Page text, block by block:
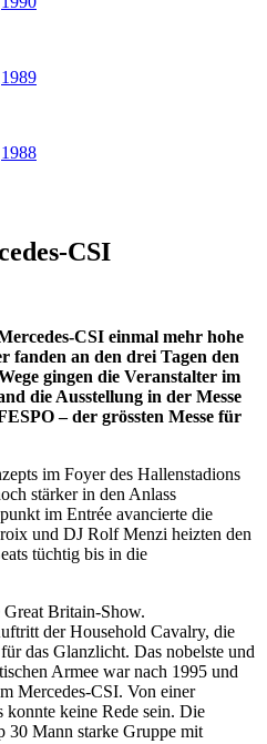
1989
1988
CSI
CSI einmal mehr hohe
fanden an den drei Tagen den
gingen die Veranstalter im
die Ausstellung in der Messe
– der grössten Messe für
im Foyer des Hallenstadions
stärker in den Anlass
im Entrée avancierte die
und DJ Rolf Menzi heizten den
tüchtig bis in die
Britain-Show.
der Household Cavalry, die
das Glanzlicht. Das nobelste und
Armee war nach 1995 und
Mercedes-CSI. Von einer
konnte keine Rede sein. Die
30 Mann starke Gruppe mit